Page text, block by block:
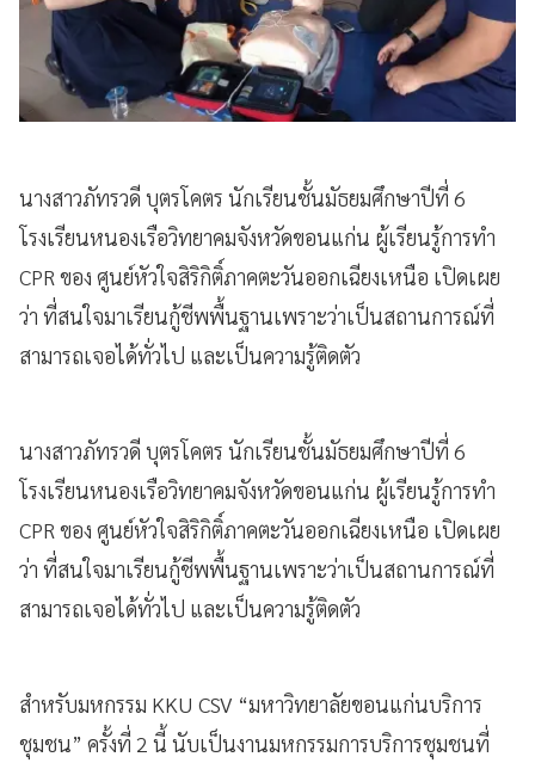
นางสาวภัทรวดี บุตรโคตร นักเรียนชั้นมัธยมศึกษาปีที่ 6
โรงเรียนหนองเรือวิทยาคมจังหวัดขอนแก่น ผู้เรียนรู้การทำ
CPR ของ ศูนย์หัวใจสิริกิติ์ภาคตะวันออกเฉียงเหนือ เปิดเผย
ว่า ที่สนใจมาเรียนกู้ชีพพื้นฐานเพราะว่าเป็นสถานการณ์ที่
สามารถเจอได้ทั่วไป และเป็นความรู้ติดตัว
นางสาวภัทรวดี บุตรโคตร นักเรียนชั้นมัธยมศึกษาปีที่ 6
โรงเรียนหนองเรือวิทยาคมจังหวัดขอนแก่น ผู้เรียนรู้การทำ
CPR ของ ศูนย์หัวใจสิริกิติ์ภาคตะวันออกเฉียงเหนือ เปิดเผย
ว่า ที่สนใจมาเรียนกู้ชีพพื้นฐานเพราะว่าเป็นสถานการณ์ที่
สามารถเจอได้ทั่วไป และเป็นความรู้ติดตัว
สำหรับมหกรรม KKU CSV “มหาวิทยาลัยขอนแก่นบริการ
ชุมชน” ครั้งที่ 2 นี้ นับเป็นงานมหกรรมการบริการชุมชนที่